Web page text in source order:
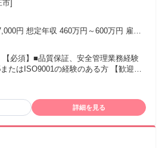
担当いただき、
]
円 想定年収 460万円～600万円 雇用
基本給￥250,000～￥330,000 固定残
諸手当￥27,000～￥32,000を含む/月
当：通勤手当（会社規定に基づき支
代制 超過分別途支給） 試用期間
必須】■品質保証、安全管理業務経験
ISO9001の経験のある方 【歓迎】
◆体外診断用医薬品/医療機器/医薬品
験のある方 ◆臨床研究の実施経験(試験
のある方 ◆分子生物学の知識のある方
大学 語学力： 資格：
詳細を見る